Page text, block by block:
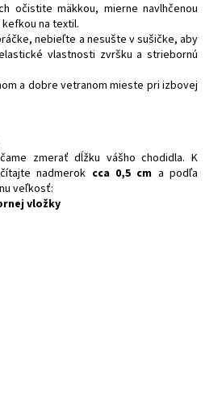
očistite mäkkou, mierne navlhčenou
na textil.
nebieľte a nesušte v sušičke, aby
vlastnosti zvršku a striebornú
a dobre vetranom mieste pri izbovej
zmerať dĺžku vášho chodidla. K
nadmerok cca 0,5 cm a podľa
veľkosť:
vložky